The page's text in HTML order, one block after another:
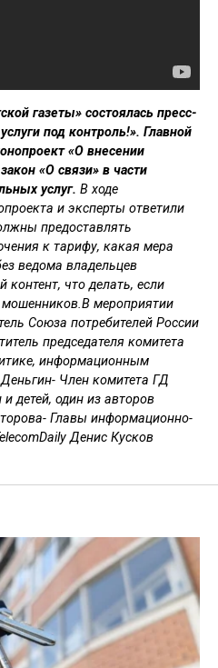
газеты» состоялась пресс-
под контроль!». Главной
«О внесении
«О связи» в части
услуг. В ходе
и эксперты ответили
предоставлять
к тарифу, какая мера
ведома владельцев
что делать, если
мероприятии
Союза потребителей России
председателя комитета
информационным
Член комитета ГД
детей, один из авторов
Главы информационно-
Денис Кусков